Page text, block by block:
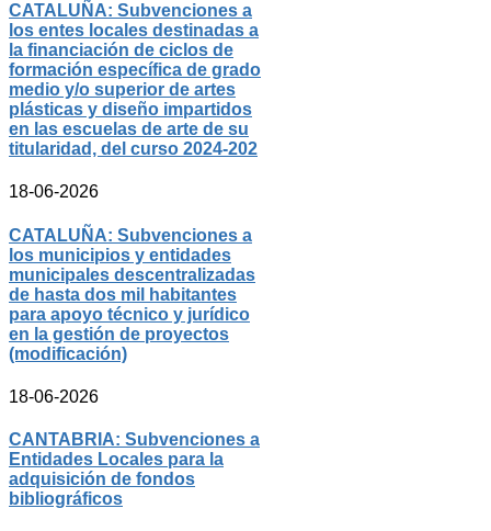
CATALUÑA: Subvenciones a
los entes locales destinadas a
la financiación de ciclos de
formación específica de grado
medio y/o superior de artes
plásticas y diseño impartidos
en las escuelas de arte de su
titularidad, del curso 2024-202
18-06-2026
CATALUÑA: Subvenciones a
los municipios y entidades
municipales descentralizadas
de hasta dos mil habitantes
para apoyo técnico y jurídico
en la gestión de proyectos
(modificación)
18-06-2026
CANTABRIA: Subvenciones a
Entidades Locales para la
adquisición de fondos
bibliográficos